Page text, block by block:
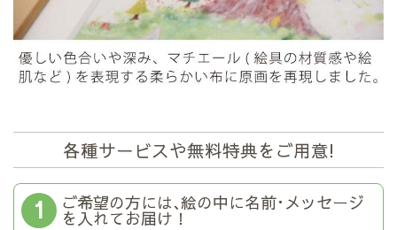
各種サービスや無料特典をご用意!
1 ご希望の方には､絵の中に名前･メッセージ
を入れてお届け！